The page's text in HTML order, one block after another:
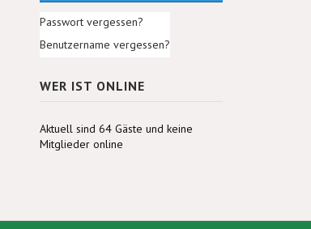
Passwort vergessen?
Benutzername vergessen?
WER IST ONLINE
Aktuell sind 64 Gäste und keine
Mitglieder online